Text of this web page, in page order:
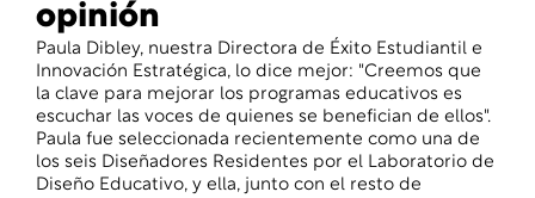
opinión
Paula Dibley, nuestra Directora de Éxito Estudiantil e
Innovación Estratégica, lo dice mejor: "Creemos que
la clave para mejorar los programas educativos es
escuchar las voces de quienes se benefician de ellos".
Paula fue seleccionada recientemente como una de
los seis Diseñadores Residentes por el Laboratorio de
Diseño Educativo, y ella, junto con el resto de